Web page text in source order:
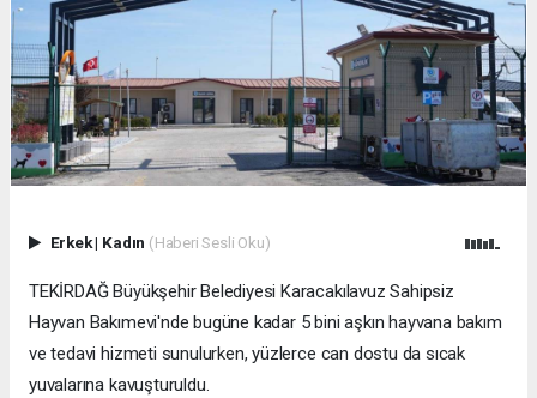
Erkek| Kadın (Haberi Sesli Oku)
TEKİRDAĞ Büyükşehir Belediyesi Karacakılavuz Sahipsiz
Hayvan Bakımevi'nde bugüne kadar 5 bini aşkın hayvana bakım
ve tedavi hizmeti sunulurken, yüzlerce can dostu da sıcak
yuvalarına kavuşturuldu.